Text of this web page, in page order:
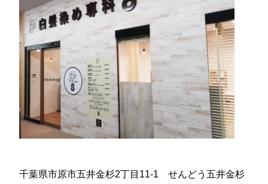
千葉県市原市五井金杉2丁目11-1 せんどう五井金杉